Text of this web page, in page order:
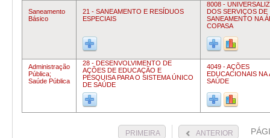
Saneamento
Básico
21 - SANEAMENTO E RESÍDUOS
ESPECIAIS
8008 -
DOS SERVIÇOS DE
SANEAMENTO NA
COPASA
Administração
Pública;
Saúde Pública
28 - DESENVOLVIMENTO DE
AÇÕES DE EDUCAÇÃO E
PESQUISA PARA O SISTEMA ÚNICO
DE SAÚDE
4049 - AÇÕES
EDUCACIONAIS NA
SAÚDE
PRIMEIRA ANTERIOR